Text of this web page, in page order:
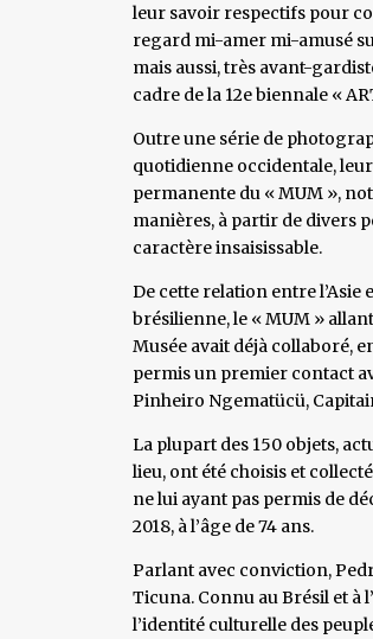
leur savoir respectifs pour
regard mi-amer mi-amusé
mais aussi, très avant-
cadre de la 12e biennale «
Outre une série de
quotidienne occidentale,
permanente du « MUM »,
manières, à partir de divers
caractère insaisissable.
De cette relation entre l’Asie
brésilienne, le « MUM »
Musée avait déjà collaboré,
permis un premier contact
Pinheiro Ngematücü,
La plupart des 150 objets,
lieu, ont été choisis et
ne lui ayant pas permis de
2018, à l’âge de 74 ans.
Parlant avec conviction,
Ticuna. Connu au Brésil et à
l’identité culturelle des